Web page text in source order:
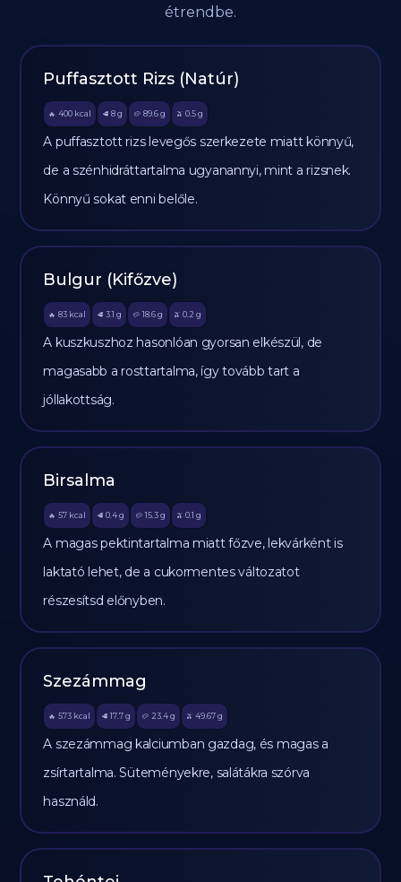
étrendbe.
Puffasztott Rizs (Natúr)
🔥 400 kcal 🥩 8 g 🥔 89.6g 🫒 0.5 g
A puffasztott rizs levegős szerkezete miatt könnyű,
de a szénhidráttartalma ugyanannyi, mint a rizsnek.
Könnyű sokat enni belőle.
Bulgur (Kifőzve)
🔥 83 kcal 🥩 3.1 g 🥔 18.6g 🫒 0.2 g
A kuszkuszhoz hasonlóan gyorsan elkészül, de
magasabb a rosttartalma, így tovább tart a
jóllakottság.
Birsalma
🔥 57 kcal 🥩 0.4 g 🥔 15.3g 🫒 0.1 g
A magas pektintartalma miatt főzve, lekvárként is
laktató lehet, de a cukormentes változatot
részesítsd előnyben.
Szezámmag
🔥 573 kcal 🥩 17.7 g 🥔 23.4g 🫒 49.67 g
A szezámmag kalciumban gazdag, és magas a
zsírtartalma. Süteményekre, salátákra szórva
használd.